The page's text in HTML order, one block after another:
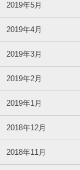
2019年5月
2019年4月
2019年3月
2019年2月
2019年1月
2018年12月
2018年11月